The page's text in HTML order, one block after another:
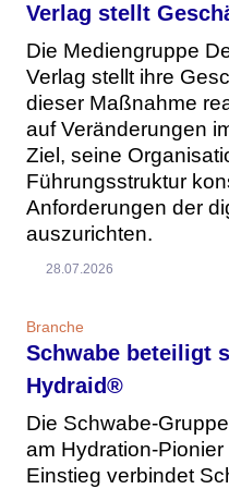
Verlag stellt
Die Mediengruppe
Verlag stellt ihre
dieser Maßnahme
auf Veränderungen
Ziel, seine
Führungsstruktur
Anforderungen der
auszurichten.
28.07.2026
Branche
Schwabe beteiligt
Hydraid®
Die Schwabe-
am Hydration-
Einstieg verbindet